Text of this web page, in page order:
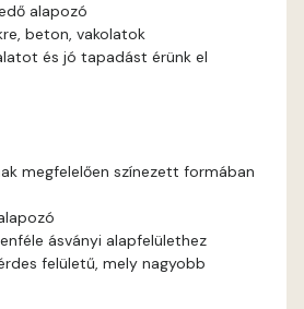
Current-red A
Fig-brown A
alapozó
beton, vakolatok
és jó tapadást érünk el
megfelelően színezett formában
ásványi alapfelülethez
felületű, mely nagyobb